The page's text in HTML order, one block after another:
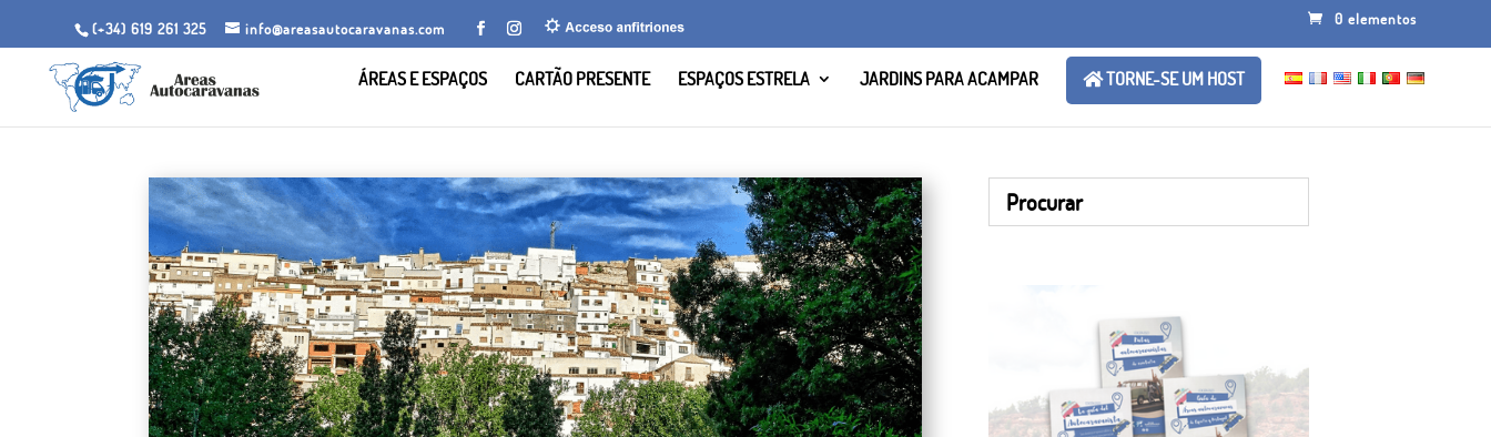
(+34) 619 261 325 info@areasautocaravanas.com
0 elementos
ÁREAS E ESPAÇOS CARTÃO PRESENTE ESPAÇOS ESTRELA JARDINS PARA ACAMPAR TORNE-SE UM HOST